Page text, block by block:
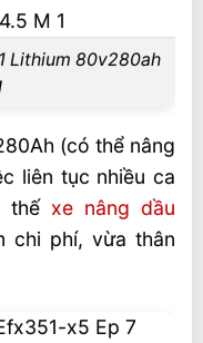
hành
khi nào?
Tấn EFX5-351
Lithium 80v280ah
(có thể nâng
liên tục nhiều ca
thế xe nâng dầu
chi phí, vừa thân